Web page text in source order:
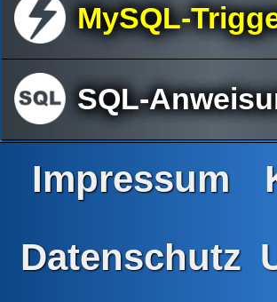
MySQL-
SQL-
Impressum
Datenschutz